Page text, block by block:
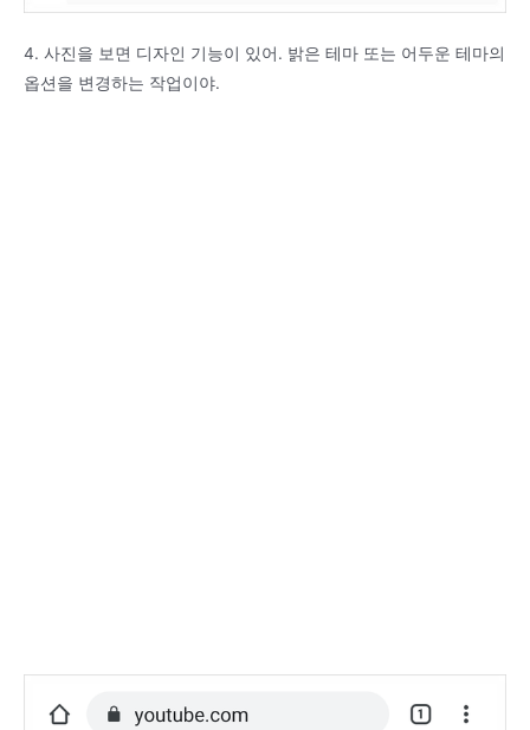
4. 사진을 보면 디자인 기능이 있어. 밝은 테마 또는 어두운 테마의
옵션을 변경하는 작업이야.